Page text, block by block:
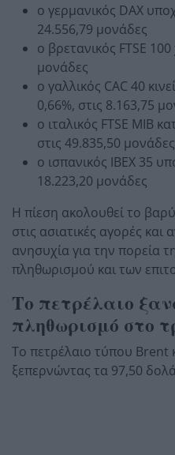
ο γερμανικός DAX
24.556,79 μονάδες
ο βρετανικός FTSE
μονάδες
ο γαλλικός CAC 40
0,66%, στις 8.163,75
ο ιταλικός FTSE MIB
στις 49.835,50 μονάδες
ο ισπανικός IBEX 35
18.223,20 μονάδες
Η πίεση ακολουθεί το
στις ασιατικές αγορές
ανησυχία για την πορεία
πληθωρισμού και των
Το πετρέλαιο
πληθωρισμό στο
Το πετρέλαιο τύπου Brent
ξεπερνώντας τα 97,50